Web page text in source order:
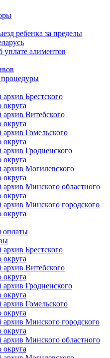
ребенка за пределы
уплате алиментов
Брестского
округа
Витебского
округа
Гомельского
округа
Гродненского
округа
Могилевского
округа
Минского областного
округа
Минского городского
округа
оплаты
Брестского
округа
Витебского
округа
Гродненского
округа
Гомельского
округа
Минского городского
округа
Минского областного
округа